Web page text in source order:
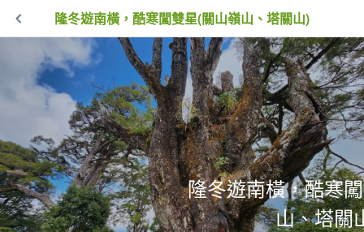
隆冬遊南橫，酷寒闖雙星(關山嶺山、塔關山)
隆冬遊南橫，酷寒
山、塔關